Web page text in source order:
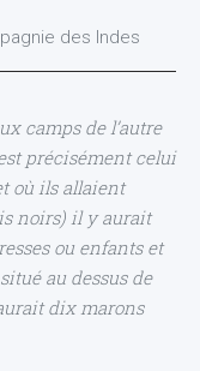
des Indes
camps de l’autre
précisément celui
où ils allaient
noirs) il y aurait
ou enfants et
au dessus de
dix marons